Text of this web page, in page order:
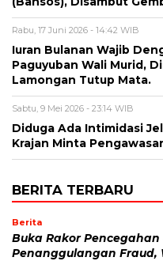
Rabu, 17 Juni 2026 - 14:42 WIB
Iuran Bulanan Wajib
Paguyuban Wali Murid,
Lamongan Tutup Mata.
Sabtu, 9 Mei 2026 - 23:14 WIB
Diduga Ada Intimidasi
Krajan Minta
BERITA TERBARU
Berita
Buka Rakor Pencegahan
Penanggulangan Fraud,